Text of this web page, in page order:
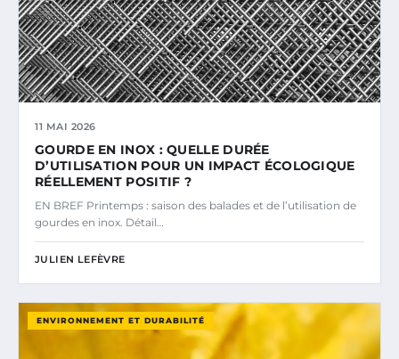
11 MAI 2026
GOURDE EN INOX : QUELLE DURÉE
D’UTILISATION POUR UN IMPACT ÉCOLOGIQUE
RÉELLEMENT POSITIF ?
EN BREF Printemps : saison des balades et de l’utilisation de
gourdes en inox. Détail…
JULIEN LEFÈVRE
ENVIRONNEMENT ET DURABILITÉ